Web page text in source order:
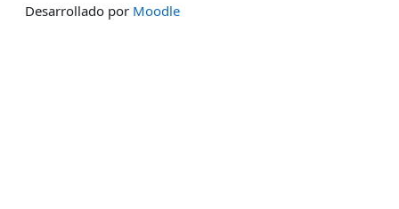
Desarrollado por Moodle